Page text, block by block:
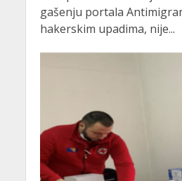
gašenju portala
hakerskim upadima, nije...